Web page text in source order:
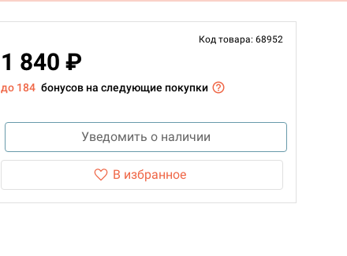
Код товара: 68952
1 840 ₽
до 184 бонусов на следующие покупки
Уведомить о наличии
В избранное